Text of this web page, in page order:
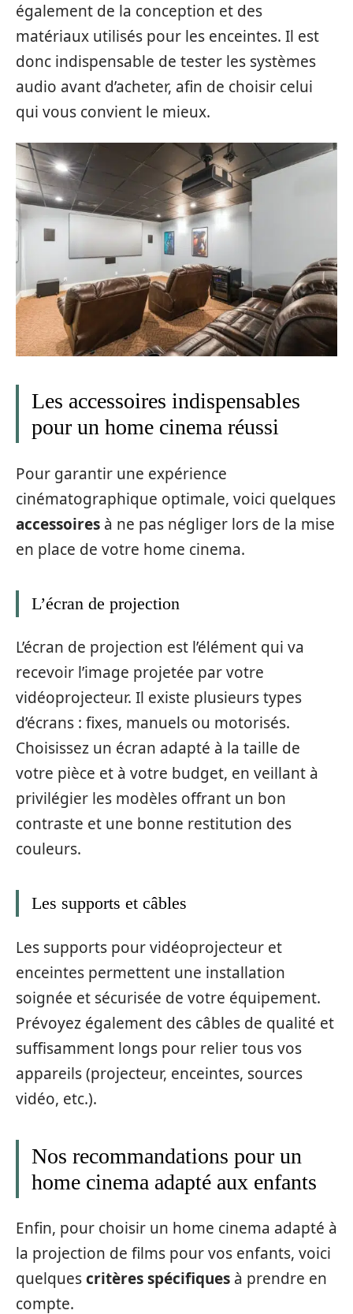
également de la conception et des
matériaux utilisés pour les enceintes. Il est
donc indispensable de tester les systèmes
audio avant d’acheter, afin de choisir celui
qui vous convient le mieux.
Les accessoires indispensables
pour un home cinema réussi
Pour garantir une expérience
cinématographique optimale, voici quelques
accessoires à ne pas négliger lors de la mise
en place de votre home cinema.
L’écran de projection
L’écran de projection est l’élément qui va
recevoir l’image projetée par votre
vidéoprojecteur. Il existe plusieurs types
d’écrans : fixes, manuels ou motorisés.
Choisissez un écran adapté à la taille de
votre pièce et à votre budget, en veillant à
privilégier les modèles offrant un bon
contraste et une bonne restitution des
couleurs.
Les supports et câbles
Les supports pour vidéoprojecteur et
enceintes permettent une installation
soignée et sécurisée de votre équipement.
Prévoyez également des câbles de qualité et
suffisamment longs pour relier tous vos
appareils (projecteur, enceintes, sources
vidéo, etc.).
Nos recommandations pour un
home cinema adapté aux enfants
Enfin, pour choisir un home cinema adapté à
la projection de films pour vos enfants, voici
quelquescritères spécifiques à prendre en
compte.